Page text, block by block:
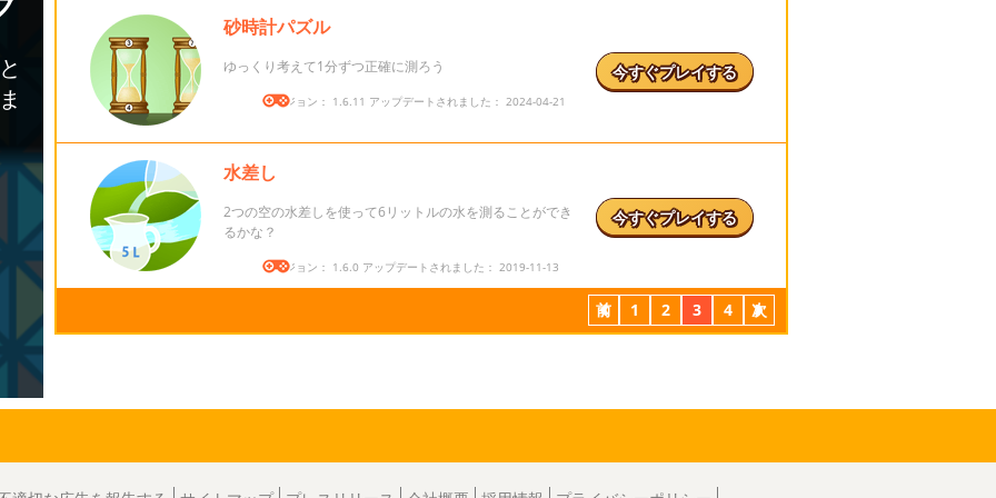
砂時計パズル
ゆっくり考えて1分ずつ正確に測ろう
バージョン： 1.6.11 アップデートされました： 2024-04-21
今すぐプレイする
水差し
2つの空の水差しを使って6リットルの水を測ることができ
るかな？
バージョン： 1.6.0 アップデートされました： 2019-11-13
今すぐプレイする
前 1 2 3 4 次